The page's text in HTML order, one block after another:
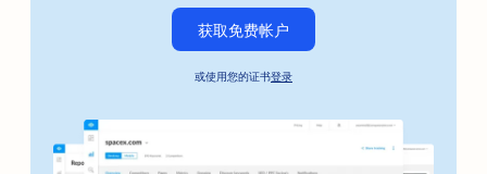
保释债券服务的搜索引擎优化
汽车企业搜索引擎优化
面包店搜索引擎优化
获取免费帐户
或使用您的证书登录